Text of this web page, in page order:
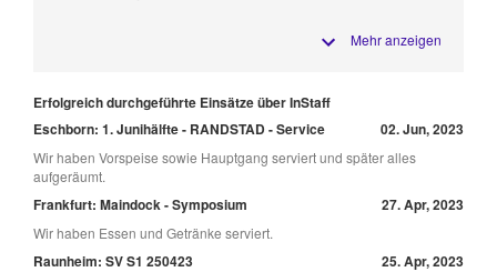
Mehr anzeigen
Erfolgreich durchgeführte Einsätze über InStaff
Eschborn: 1. Junihälfte - RANDSTAD - Service
02. Jun, 2023
Wir haben Vorspeise sowie Hauptgang serviert und später alles
aufgeräumt.
Frankfurt: Maindock - Symposium 27. Apr, 2023
Wir haben Essen und Getränke serviert.
Raunheim: SV S1 250423 25. Apr, 2023